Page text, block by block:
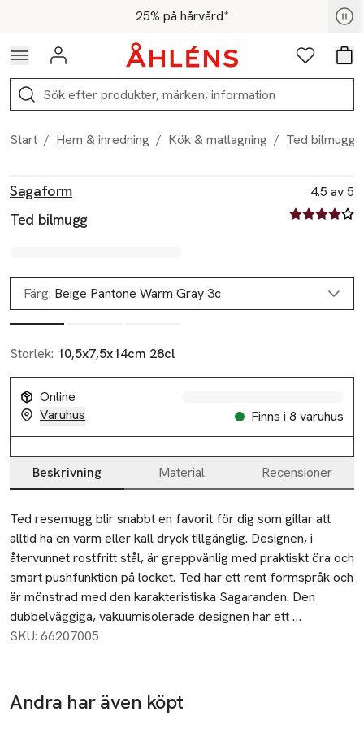
Hoppa till navigationsmenyn25% på hårvård*
För medlemmar - Shoppa nu
Logga in Favoriter
Sök
Start / Hem & inredning / Kök & matlagning / Ted bilmugg
Sagaform
Ted bilmugg
4.5 av 5
4.5 av fem
Färg: Beige Pantone Warm Gray 3c
Storlek: 10,5x7,5x14cm 28cl
Online
Varuhus
Finns i 8 varuhus
Beskrivning Material Recensioner
Beskrivning
Ted resemugg blir snabbt en favorit för dig som gillar att
alltid ha en varm eller kall dryck tillgänglig. Designen, i
återvunnet rostfritt stål, är greppvänlig med praktiskt öra och
smart pushfunktion på locket. Ted har ett rent formspråk och
är mönstrad med den karakteristiska Sagaranden. Den
dubbelväggiga, vakuumisolerade designen har ett
högkvalitativt tunt kopparskikt på utsidan av innerväggen som
känslan av att dricka ur din favoritkopp. Pulverlackad.
Diskmaskinssäker. Håller värme i 4h och kyla i 8h. Rymmer
SKU: 66207005
Andra har även köpt